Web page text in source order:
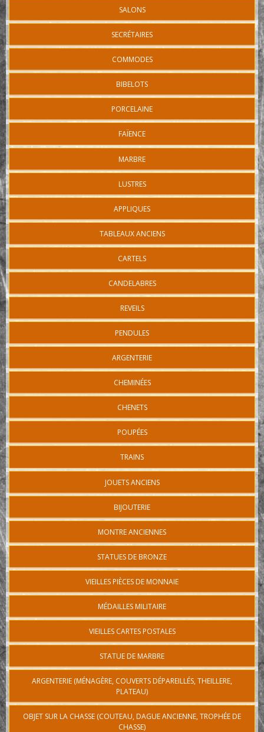
SALONS
SECRÉTAIRES
COMMODES
BIBELOTS
PORCELAINE
FAÏENCE
MARBRE
LUSTRES
APPLIQUES
TABLEAUX ANCIENS
CARTELS
CANDELABRES
REVEILS
PENDULES
ARGENTERIE
CHEMINÉES
CHENETS
POUPÉES
TRAINS
JOUETS ANCIENS
BIJOUTERIE
MONTRE ANCIENNES
STATUES DE BRONZE
VIEILLES PIÈCES DE MONNAIE
MÉDAILLES MILITAIRE
VIEILLES CARTES POSTALES
STATUE DE MARBRE
ARGENTERIE (MÉNAGÈRE, COUVERTS DÉPAREILLÉS, THEILLERE,
PLATEAU)
OBJET SUR LA CHASSE (COUTEAU, DAGUE ANCIENNE, TROPHÉE DE
CHASSE)